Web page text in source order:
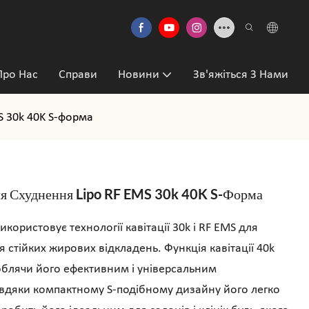
Нас Справи Новини Зв'яжіться З Нами
30k 40K S-форма
Схуднення Lipo RF EMS 30k 40K S-Форма
технології кавітації 30k і RF EMS для
жирових відкладень. Функція кавітації 40k
його ефективним і універсальним
компактному S-подібному дизайну його легко